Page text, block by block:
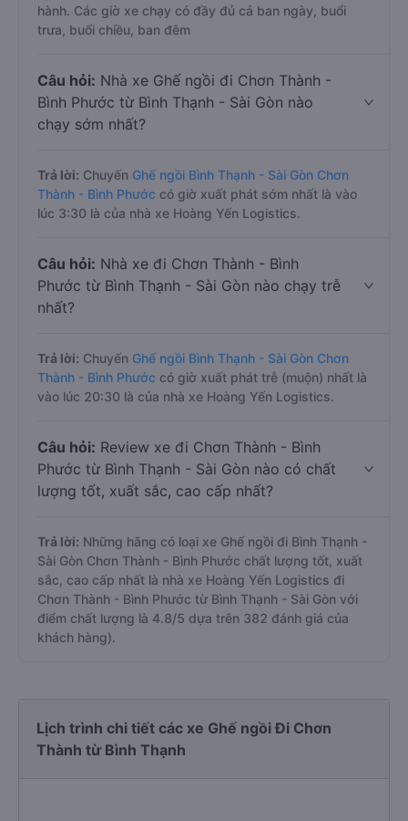
hành. Các giờ xe chạy có đầy đủ cả ban ngày, buổi
trưa, buổi chiều, ban đêm
Câu hỏi: Nhà xe Ghế ngồi đi Chơn Thành -
Bình Phước từ Bình Thạnh - Sài Gòn nào
chạy sớm nhất?
Trả lời: Chuyến Ghế ngồi Bình Thạnh - Sài Gòn Chơn
Thành - Bình Phước có giờ xuất phát sớm nhất là vào
lúc 3:30 là của nhà xe Hoàng Yến Logistics.
Câu hỏi: Nhà xe đi Chơn Thành - Bình
Phước từ Bình Thạnh - Sài Gòn nào chạy trễ
nhất?
Trả lời: Chuyến Ghế ngồi Bình Thạnh - Sài Gòn Chơn
Thành - Bình Phước có giờ xuất phát trễ (muộn) nhất là
vào lúc 20:30 là của nhà xe Hoàng Yến Logistics.
Câu hỏi: Review xe đi Chơn Thành - Bình
Phước từ Bình Thạnh - Sài Gòn nào có chất
lượng tốt, xuất sắc, cao cấp nhất?
Trả lời: Những hãng có loại xe Ghế ngồi đi Bình Thạnh -
Sài Gòn Chơn Thành - Bình Phước chất lượng tốt, xuất
sắc, cao cấp nhất là nhà xe Hoàng Yến Logistics đi
Chơn Thành - Bình Phước từ Bình Thạnh - Sài Gòn với
điểm chất lượng là 4.8/5 dựa trên 382 đánh giá của
khách hàng).
Lịch trình chi tiết các xe Ghế ngồi Đi Chơn
Thành từ Bình Thạnh